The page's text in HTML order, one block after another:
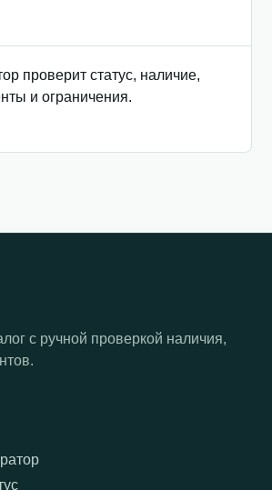
проверит статус, наличие,
и ограничения.
с ручной проверкой наличия,